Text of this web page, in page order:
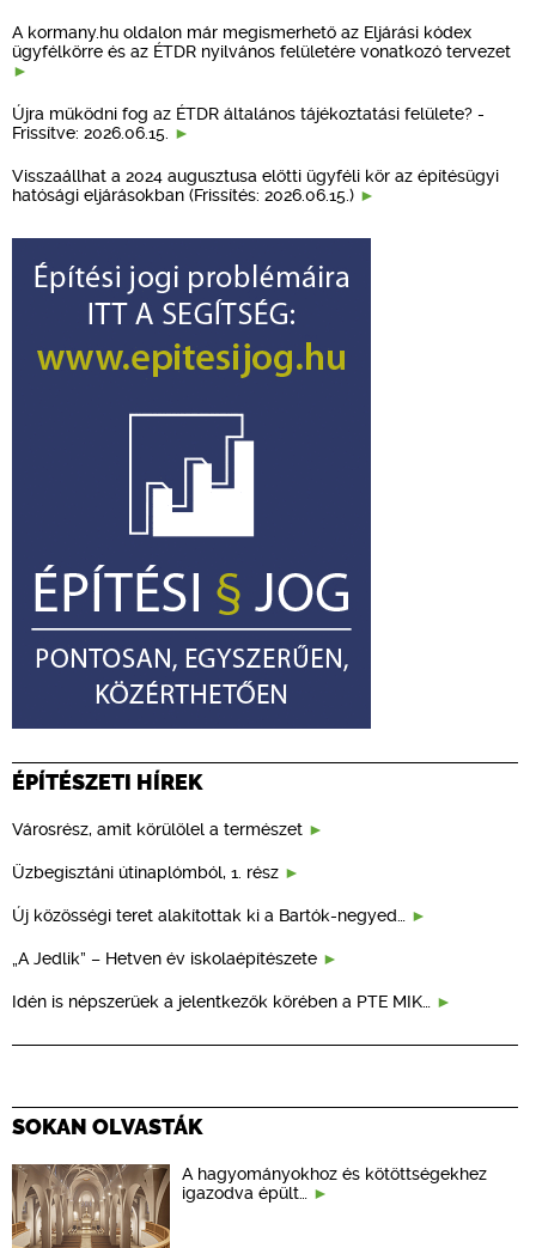
A kormany.hu oldalon már megismerhető az Eljárási kódex
ügyfélkörre és az ÉTDR nyilvános felületére vonatkozó tervezet
Újra működni fog az ÉTDR általános tájékoztatási felülete? -
Frissítve: 2026.06.15.
Visszaállhat a 2024 augusztusa előtti ügyféli kör az építésügyi
hatósági eljárásokban (Frissítés: 2026.06.15.)
ÉPÍTÉSZETI HÍREK
Városrész, amit körülölel a természet
Üzbegisztáni útinaplómból, 1. rész
Új közösségi teret alakítottak ki a Bartók-negyed…
„A Jedlik” – Hetven év iskolaépítészete
Idén is népszerűek a jelentkezők körében a PTE MIK…
SOKAN OLVASTÁK
A hagyományokhoz és kötöttségekhez
igazodva épült…